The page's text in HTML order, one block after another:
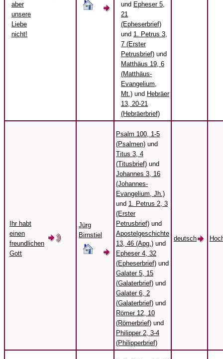
aber
unsere
Liebe
nicht!
und Epheser 5,
21
(Epheserbrief)
und 1. Petrus 3,
7 (Erster
Petrusbrief) und
Matthäus 19, 6
(Matthäus-
Evangelium,
Mt.) und Hebräer
13, 20-21
(Hebräerbrief)
Ihr habt
einen
freundlichen
Gott
Jürg
Birnstiel
Psalm 100, 1-5
(Psalmen) und
Titus 3, 4
(Titusbrief) und
Johannes 3, 16
(Johannes-
Evangelium, Jh.)
und 1. Petrus 2, 3
(Erster
Petrusbrief) und
Apostelgeschichte
13, 46 (Apg.) und
Epheser 4, 32
(Epheserbrief) und
Galater 5, 15
(Galaterbrief) und
Galater 6, 2
(Galaterbrief) und
Römer 12, 10
(Römerbrief) und
Philipper 2, 3-4
(Philipperbrief)
deutsch